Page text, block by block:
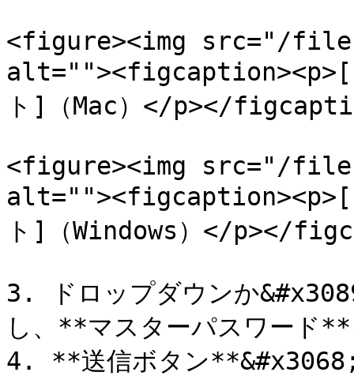
<figure><img src="/
alt=""><figcaption><p>[
ト]（Mac）</p></
<figure><img src="/files/
alt=""><figcaption><p>[
ト]（Windows）</p></
3. ドロップダウンか
し、**マスターパスワード
4. **送信ボタン